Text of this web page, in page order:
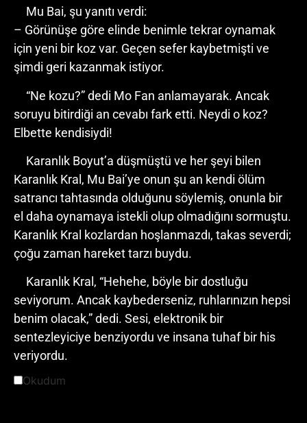
Mu Bai, şu yanıtı verdi:
– Görünüşe göre elinde benimle tekrar oynamak
için yeni bir koz var. Geçen sefer kaybetmişti ve
şimdi geri kazanmak istiyor.
“Ne kozu?” dedi Mo Fan anlamayarak. Ancak
soruyu bitirdiği an cevabı fark etti. Neydi o koz?
Elbette kendisiydi!
Karanlık Boyut’a düşmüştü ve her şeyi bilen
Karanlık Kral, Mu Bai’ye onun şu an kendi ölüm
satrancı tahtasında olduğunu söylemiş, onunla bir
el daha oynamaya istekli olup olmadığını sormuştu.
Karanlık Kral kozlardan hoşlanmazdı, takas severdi;
çoğu zaman hareket tarzı buydu.
Karanlık Kral, “Hehehe, böyle bir dostluğu
seviyorum. Ancak kaybederseniz, ruhlarınızın hepsi
benim olacak,” dedi. Sesi, elektronik bir
sentezleyiciye benziyordu ve insana tuhaf bir his
veriyordu.
Okudum